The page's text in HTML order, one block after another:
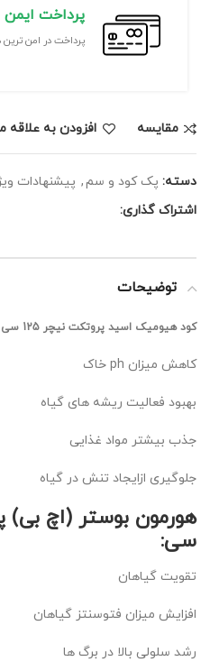
پرداخت ایمن
پرداخت در امن ترین
مقايسه افزودن به علاقه
دسته: پک کود و سم, پیشنهادات
اشتراک گذاری:
توضیحات
کود هیومیک اسید پروتکت نیچر 125 سی سی:
کاهش میزان ph خاک
بهبود فعالیت ریشه های گیاه
جذب بیشتر مواد غذایی
جلوگیری ازایجاد تنش در گیاه
سی:
تقویت گیاهان
افزایش میزان فتوسنتز گیاهان
رشد سلولی بالا در برگ ها